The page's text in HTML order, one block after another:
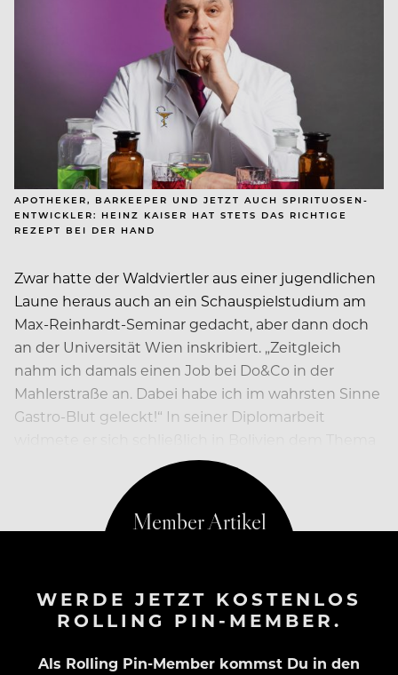
APOTHEKER, BARKEEPER UND JETZT AUCH SPIRITUOSEN-
ENTWICKLER: HEINZ KAISER HAT STETS DAS RICHTIGE
REZEPT BEI DER HAND
Zwar hatte der Waldviertler aus einer jugendlichen
Laune heraus auch an ein Schauspielstudium am
Max-Reinhardt-Seminar gedacht, aber dann doch
an der Universität Wien inskribiert. „Zeitgleich
nahm ich damals einen Job bei Do&Co in der
Mahlerstraße an. Dabei habe ich im wahrsten Sinne
Gastro-Blut geleckt!“ In seiner Diplomarbeit
„Heilpflanzen und Kräuter der Anden“.
WERDE JETZT KOSTENLOS
ROLLING PIN-MEMBER.
Als Rolling Pin-Member kommst Du in den